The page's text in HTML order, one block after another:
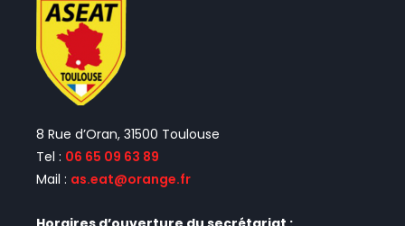
8 Rue d’Oran, 31500 Toulouse
Tel : 06 65 09 63 89
Mail : as.eat@orange.fr